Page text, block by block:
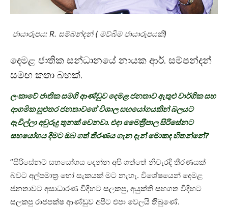
ජායාරූපය: R. සම්බන්දන් ( මව්බිම ජායාරූපයකි)
දෙමළ ජාතික සන්ධානයේ නායක ආර්. සම්පන්දන්
සමඟ කතා බහක්.
ලංකාවේ ජාතික සමගි ආණ්ඩුව දෙමළ ජනතාව ඇතුළු වාර්ගික සහ
ආගමික සුළුතර ජනතාවගේ විශාල සහයෝගයකින් බලයට
ඇවිල්ලා අවුරුදු තුනක් වෙනවා. එදා මෛත‍්‍රීපාල සිරිසේනට
සහයෝගය දීමට ඔබ ගත් තීරණය ගැන දැන් මොකද හිතන්නේ?
”සිරිසේනට සහයෝගය දෙන්න අපි ගත්තේ නිවැරදි තීරණයක්
බවට අල්පමාත‍්‍ර හෝ සැකයක් මට නැහැ. විශේෂයෙන් දෙමළ
ජනතාවට අසාධාරණ විදිහට සලකපු, අයුක්ති සහගත විදිහට
සලකපු රාජපක්ෂ ආණ්ඩුව අපිට එපා වෙලයි තිිබුණේ.